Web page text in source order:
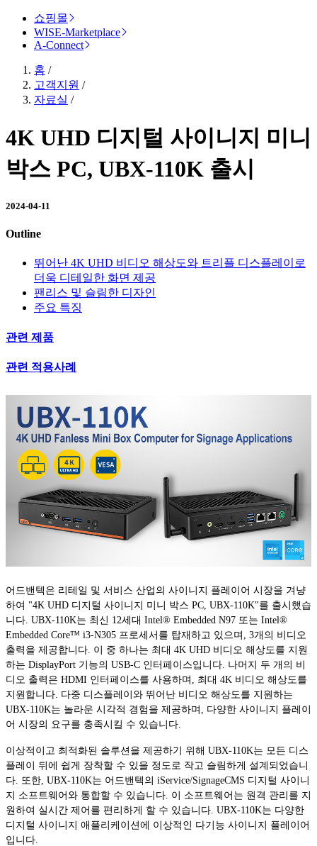
쇼핑몰
WISE-Marketplace
A-Connect
홈 /
고객지원 /
자료실 /
4K UHD 디지털 사이니지 미니
박스 PC, UBX-110K 출시
2024-04-11
Outline
뛰어난 4K UHD 비디오 해상도와 트리플 디스플레이로
더욱 디테일한 화면 제공
팬리스 및 슬림한 디자인
주요 특징
관련 제품
관련 적용사례
어드밴텍은 리테일 및 서비스 산업의 사이니지 플레이어 시장을 겨냥
하여 "4K UHD 디지털 사이니지 미니 박스 PC, UBX-110K"를 출시했습
니다. UBX-110K는 최신 12세대 Intel® Embedded N97 또는 Intel®
Embedded Core™ i3-N305 프로세서를 탑재하고 있으며, 3개의 비디오
출력을 제공합니다. 이 중 하나는 최대 4K UHD 비디오 해상도를 지원
하는 DisplayPort 기능의 USB-C 인터페이스입니다. 나머지 두 개의 비
디오 출력은 HDMI 인터페이스를 사용하며, 최대 4K 비디오 해상도를
지원합니다. 다중 디스플레이와 뛰어난 비디오 해상도를 지원하는
UBX-110K는 놀라운 시각적 경험을 제공하며, 다양한 사이니지 플레이
어 시장의 요구를 충족시킬 수 있습니다.
이상적이고 최적화된 솔루션을 제공하기 위해 UBX-110K는 모든 디스
플레이 뒤에 쉽게 장착할 수 있을 정도로 작고 슬림하게 설계되었습니
다. 또한, UBX-110K는 어드밴텍의 iService/SignageCMS 디지털 사이니
지 소프트웨어와 통합할 수 있습니다. 이 소프트웨어는 원격 관리를 지
원하여 실시간 제어를 편리하게 할 수 있습니다. UBX-110K는 다양한
디지털 사이니지 애플리케이션에 이상적인 다기능 사이니지 플레이어
입니다.